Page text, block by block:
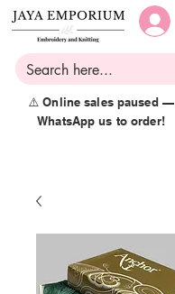
⚠️ Online sales paused —
WhatsApp us to order!